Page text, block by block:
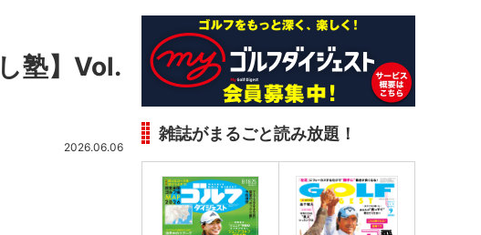
塾】Vol.
2026.06.06
雑誌がまるごと読み放題！